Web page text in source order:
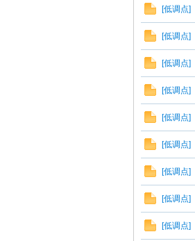
[低调点]
[低调点]
[低调点]
[低调点]
[低调点]
[低调点]
[低调点]
[低调点]
[低调点]